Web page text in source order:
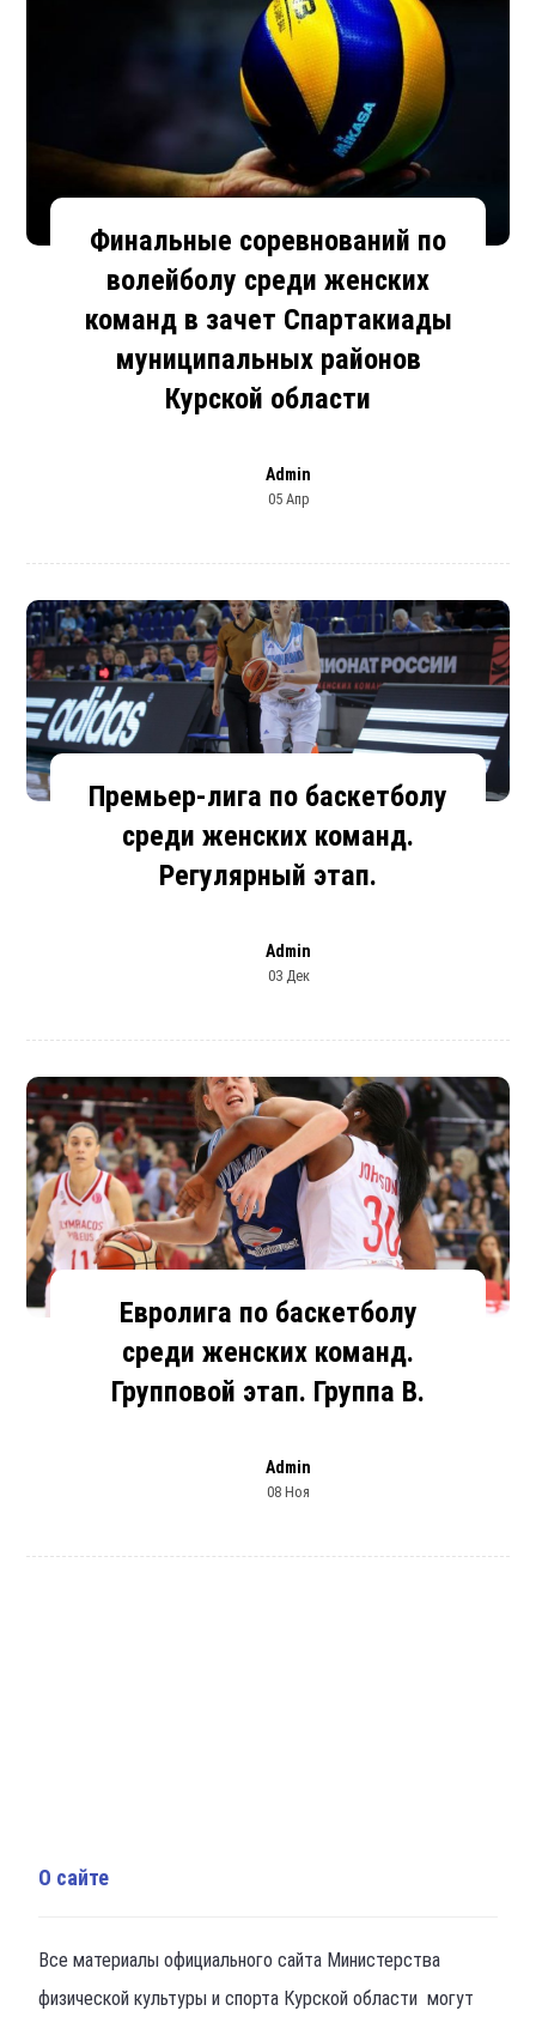
Финальные соревнований по
волейболу среди женских
команд в зачет Спартакиады
муниципальных районов
Курской области
Admin
05 Апр
Премьер-лига по баскетболу
среди женских команд.
Регулярный этап.
Admin
03 Дек
Евролига по баскетболу
среди женских команд.
Групповой этап. Группа В.
Admin
08 Ноя
О сайте
Все материалы официального сайта Министерства
физической культуры и спорта Курской области могут